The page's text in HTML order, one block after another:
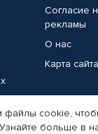
Согласие
рекламы
О нас
Карта сайта
файлы cookie,
больше в